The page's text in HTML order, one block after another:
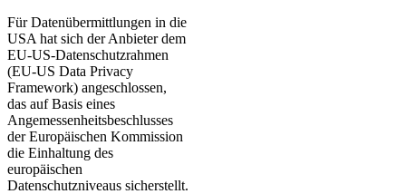
Für Datenübermittlungen in die
USA hat sich der Anbieter dem
EU-US-Datenschutzrahmen
(EU-US Data Privacy
Framework) angeschlossen,
das auf Basis eines
Angemessenheitsbeschlusses
der Europäischen Kommission
die Einhaltung des
europäischen
Datenschutzniveaus sicherstellt.